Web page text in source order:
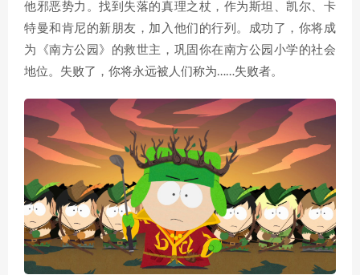
他邪恶势力。找到失落的真理之杖，作为斯坦、凯尔、卡
特曼和肯尼的新朋友，加入他们的行列。成功了，你将成
为《南方公园》的救世主，巩固你在南方公园小学的社会
地位。失败了，你将永远被人们称为……失败者。